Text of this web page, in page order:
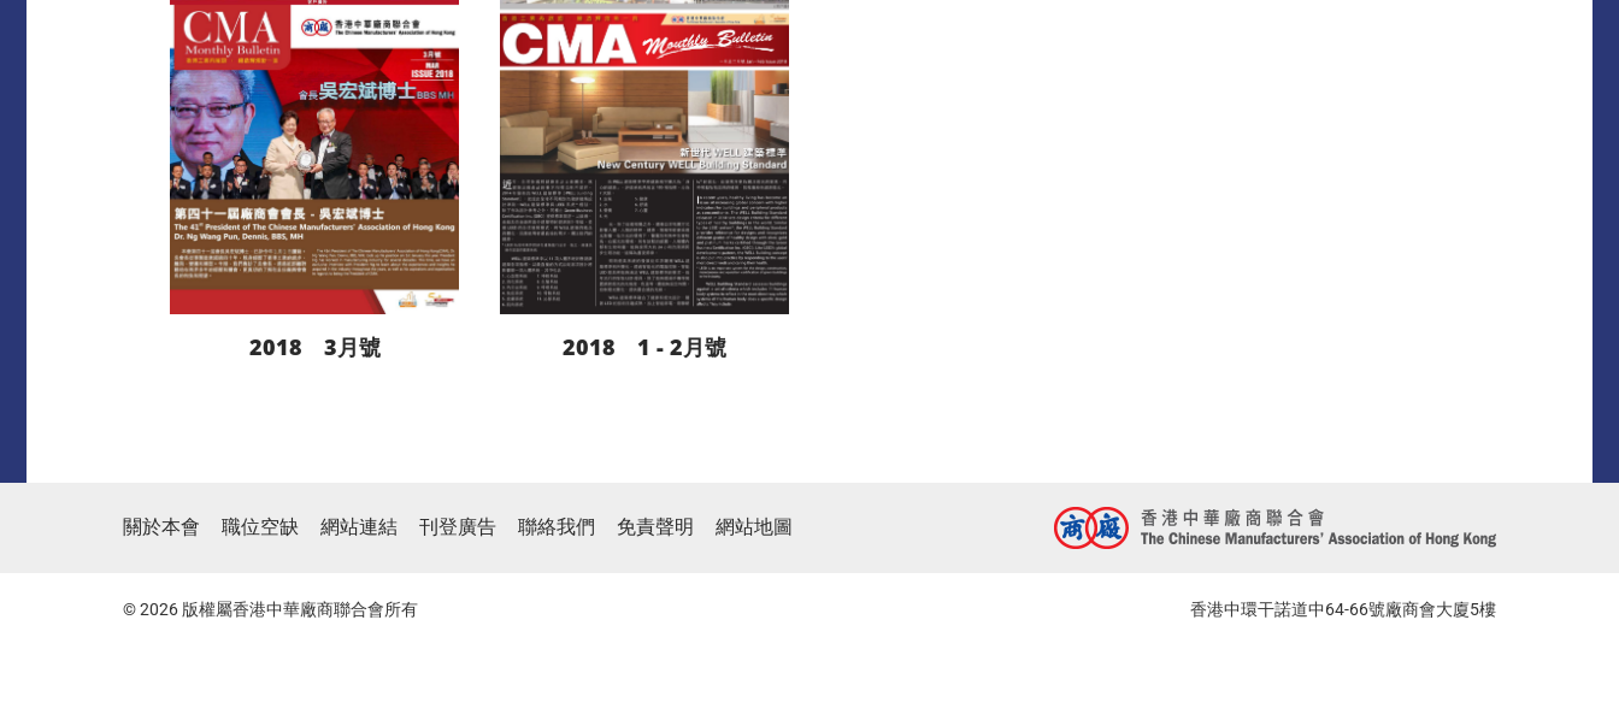
下載 下載
下載
2018 3月號
下載
2018 1 - 2月號
關於本會 職位空缺 網站連結 刊登廣告 聯絡我們 免責聲明 網站地圖
© 2026 版權屬香港中華廠商聯合會所有 香港中環干諾道中64-66號廠商會大廈5樓